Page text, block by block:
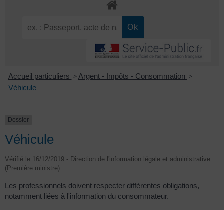
Accueil particuliers > Argent - Impôts - Consommation >
Véhicule
Dossier
Véhicule
Vérifié le 16/12/2019 - Direction de l'information légale et administrative
(Première ministre)
Les professionnels doivent respecter différentes obligations,
notamment liées à l'information du consommateur.